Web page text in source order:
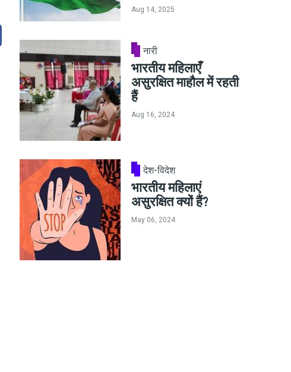
Aug 14, 2025
नारी
भारतीय महिलाएँ
असुरक्षित माहौल में रहती
हैं
Aug 16, 2024
देश-विदेश
भारतीय महिलाएं
असुरक्षित क्यों हैं?
May 06, 2024